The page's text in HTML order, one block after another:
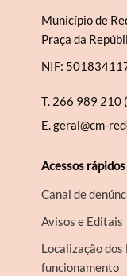
Município de
Praça da
NIF:
T. 266 989 210
E.geral@cm-
Acessos rápidos
Canal de
Avisos e Editais
Localização
funcionamento